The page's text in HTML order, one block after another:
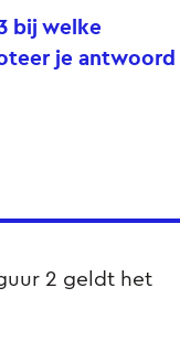
bij welke
je antwoord
2 geldt het